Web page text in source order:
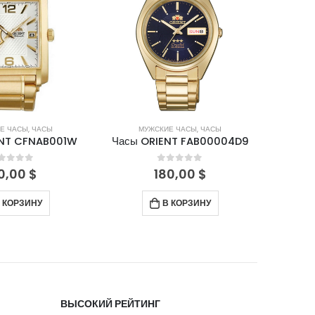
ЧАСЫ, ЧАСЫ
FAB00004D9
of 5
$
КОРЗИНУ
МУЖСКИЕ ЧАСЫ, ЧАСЫ
Часы ORIENT FAC00001B0
0out of 5
350,00$
В КОРЗИНУ
ВЫСОКИЙ РЕЙТИНГ